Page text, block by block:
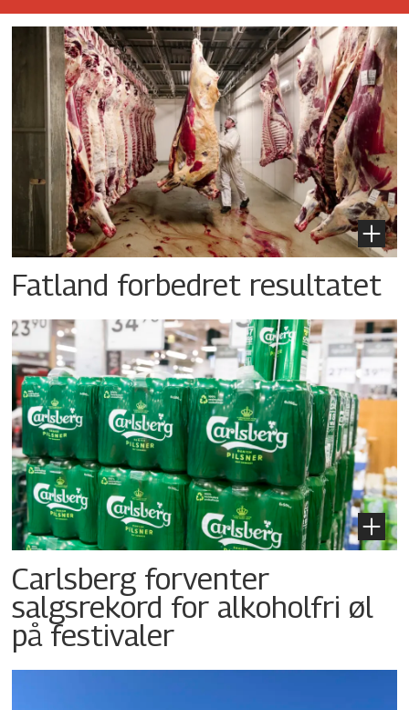
Fatland forbedret resultatet
Carlsberg forventer
salgsrekord for alkoholfri øl
på festivaler